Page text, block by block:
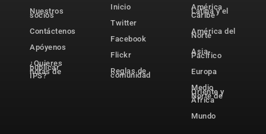
Nuestros
socios
Contáctenos
Apóyenos
¿Quieres
publicar
notas de
IPS?
Inicio
Twitter
Facebook
Flickr
Reglas de
comunidad
América
Latina y el
Caribe
América del
Norte
Asia-
Pacífico
Europa
Medio
Oriente y
Norte de
África
Mundo